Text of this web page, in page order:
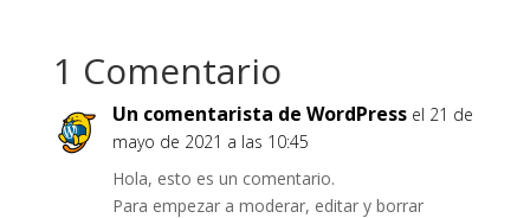
1 Comentario
Un comentarista de WordPress el 21 de
mayo de 2021 a las 10:45
Hola, esto es un comentario.
Para empezar a moderar, editar y borrar